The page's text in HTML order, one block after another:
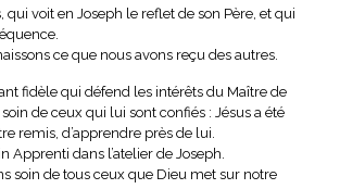
qui voit en Joseph le reflet de son Père, et qui
ce que nous avons reçu des autres.
fidèle qui défend les intérêts du Maître de
de ceux qui lui sont confiés : Jésus a été
remis, d’apprendre près de lui.
Apprenti dans l’atelier de Joseph.
soin de tous ceux que Dieu met sur notre